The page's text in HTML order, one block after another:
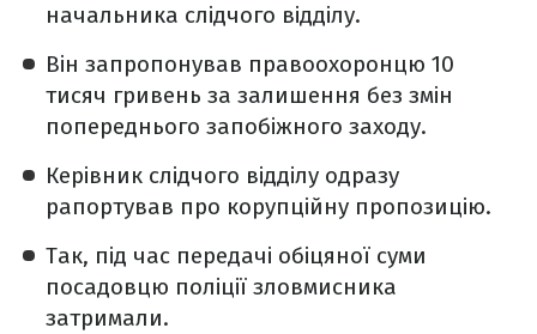
начальника слідчого відділу.
Він запропонував правоохоронцю 10
тисяч гривень за залишення без змін
попереднього запобіжного заходу.
Керівник слідчого відділу одразу
рапортував про корупційну пропозицію.
Так, під час передачі обіцяної суми
посадовцю поліції зловмисника
затримали.